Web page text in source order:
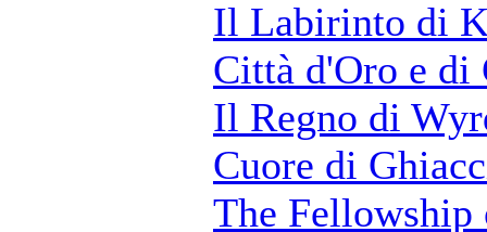
Il Labirinto di
Città d'Oro e di
Il Regno di
Cuore di
The Fellowship